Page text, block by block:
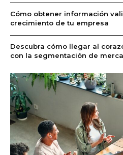
Cómo obtener información
crecimiento de tu empresa
Descubra cómo llegar al
con la segmentación de